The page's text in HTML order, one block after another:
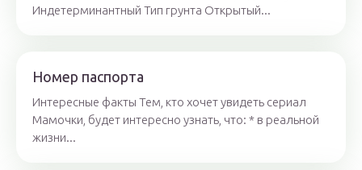
Индетерминантный Тип грунта Открытый...
Номер паспорта
Интересные факты Тем, кто хочет увидеть сериал
Мамочки, будет интересно узнать, что: * в реальной
жизни...